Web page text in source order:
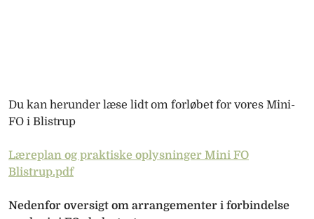
Du kan herunder læse lidt om forløbet for vores Mini-
FO i Blistrup
Læreplan og praktiske oplysninger Mini FO
Blistrup.pdf
Nedenfor oversigt om arrangementer i forbindelse